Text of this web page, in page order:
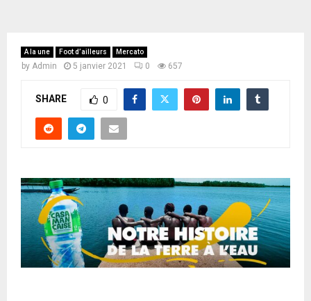
A la une Foot d’ailleurs Mercato
by Admin 5 janvier 2021 0 657
SHARE 0